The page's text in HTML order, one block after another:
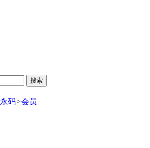
搜索
永码>会员